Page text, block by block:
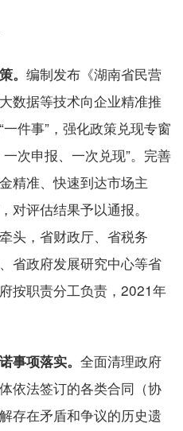
。 编制发布《湖南省民营
数据等技术向企业精准推
件事”，强化政策兑现专窗
次申报、一次兑现”。完善
精准、快速到达市场主
对评估结果予以通报。
头，省财政厅、省税务
省政府发展研究中心等省
按职责分工负责，2021年
事项落实。 全面清理政府
依法签订的各类合同（协
存在矛盾和争议的历史遗